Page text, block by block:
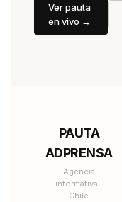
Ver pauta
en vivo →
PAUTA
ADPRENSA
Agencia
informativa ·
Chile